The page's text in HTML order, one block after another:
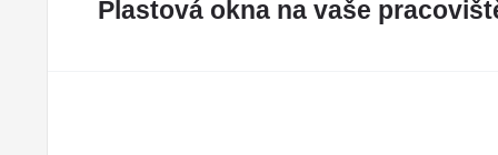
Plastová okna na vaše